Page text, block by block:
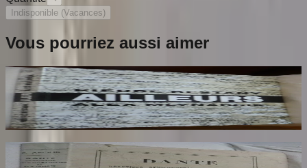
Indisponible (Vacances)
Vous pourriez aussi aimer
Ailleurs
RESTANY Pierre
65€
Dante Hérétique et Révolutionnaire et
Socialiste